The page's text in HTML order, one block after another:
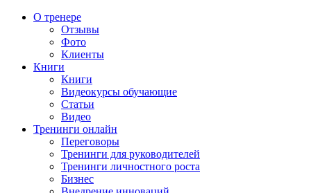
О тренере
Отзывы
Фото
Клиенты
Книги
Книги
Видеокурсы обучающие
Статьи
Видео
Тренинги онлайн
Переговоры
Тренинги для руководителей
Тренинги личностного роста
Бизнес